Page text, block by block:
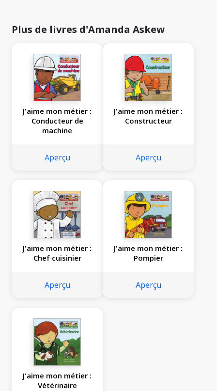
Plus de livres d'Amanda Askew
J'aime mon métier :
Conducteur de
machine
Aperçu
J'aime mon métier :
Constructeur
Aperçu
J'aime mon métier :
Chef cuisinier
Aperçu
J'aime mon métier :
Pompier
Aperçu
J'aime mon métier :
Vétérinaire